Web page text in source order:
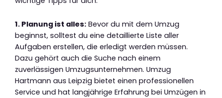
1. Planung ist alles: Bevor du mit dem Umzug
beginnst, solltest du eine detaillierte Liste aller
Aufgaben erstellen, die erledigt werden müssen.
Dazu gehört auch die Suche nach einem
zuverlässigen Umzugsunternehmen. Umzug
Hartmann aus Leipzig bietet einen professionellen
Service und hat langjährige Erfahrung bei Umzügen in